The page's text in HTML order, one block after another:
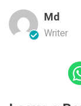
Md
Writer